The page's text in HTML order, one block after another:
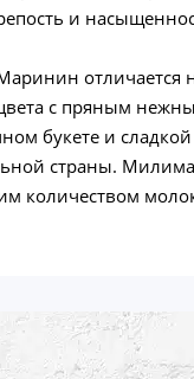
и
отличается
с пряным
букете и
страны. Милима
количеством